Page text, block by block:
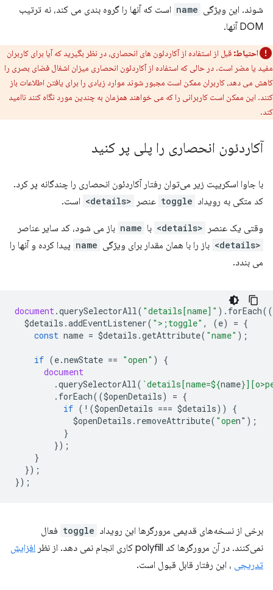
شوند. این ویژگی name است که آنها را گروه بندی می کند، نه ترتیب
DOM آنها.
احتیاط: قبل از استفاده از آکاردئون های انحصاری، در نظر بگیرید که آیا برای کاربران
مفید یا مضر است. در حالی که استفاده از آکاردئون انحصاری میزان اشغال فضای بصری را
کاهش می دهد، کاربران ممکن است مجبور شوند موارد زیادی را برای یافتن اطلاعات باز
کنند. این ممکن است کاربرانی را که می خواهند همزمان به چندین مورد نگاه کنند ناامید
کند.
آکاردئون انحصاری را پلی پر کنید
با جاوا اسکریپت زیر می‌توان رفتار آکاردئون انحصاری را چندگانه پر کرد.
کد متکی به رویداد toggle عنصر <details> است.
وقتی یک عنصر <details> با name باز می شود، کد سایر عناصر
<details> باز را با همان مقدار برای ویژگی name پیدا کرده و آنها را
می بندد.
document.querySelectorAll( "details[name]" ). forEach((
$details .addEventListener( ">;toggle" , (e) = {
const name = $details .getAttribute( "name" );
if (e.newState == "open" )
{
document
.querySelectorAll( `details[name=${name}
. forEach(($openDetails) = {
if ( ! ($openDetails === $details))
{
$openDetails . removeAttribute( "open" );
}
});
}
});
});
برخی از نسخه‌های قدیمی مرورگرها این رویداد toggle فعال
نمی‌کنند. در آن مرورگرها کد polyfill کاری انجام نمی دهد. از نظر
افزایش
تدریجی ، این رفتار قابل قبول است.